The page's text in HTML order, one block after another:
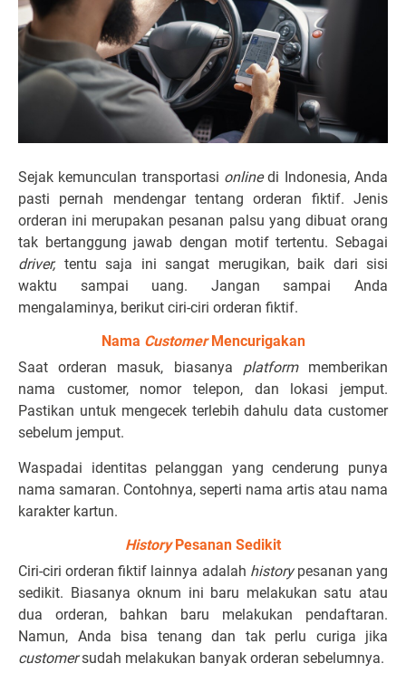
Sejak kemunculan transportasi onlinedi Indonesia, Anda
pasti pernah mendengar tentang orderan fiktif. Jenis
orderan ini merupakan pesanan palsu yang dibuat orang
tak bertanggung jawab dengan motif tertentu. Sebagai
driver, tentu saja ini sangat merugikan, baik dari sisi
waktu sampai uang. Jangan sampai Anda
mengalaminya, berikut ciri-ciri orderan fiktif.
Nama CustomerMencurigakan
Saat orderan masuk, biasanya platform memberikan
nama customer, nomor telepon, dan lokasi jemput.
Pastikan untuk mengecek terlebih dahulu data customer
sebelum jemput.
Waspadai identitas pelanggan yang cenderung punya
nama samaran. Contohnya, seperti nama artis atau nama
karakter kartun.
HistoryPesanan Sedikit
Ciri-ciri orderan fiktif lainnya adalah historypesanan yang
sedikit. Biasanya oknum ini baru melakukan satu atau
dua orderan, bahkan baru melakukan pendaftaran.
Namun, Anda bisa tenang dan tak perlu curiga jika
customersudah melakukan banyak orderan sebelumnya.